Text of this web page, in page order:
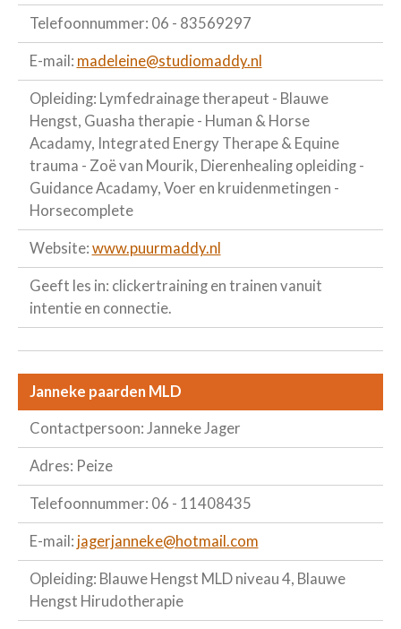
Telefoonnummer: 06 - 83569297
E-mail: madeleine@studiomaddy.nl
Opleiding: Lymfedrainage therapeut - Blauwe
Hengst, Guasha therapie - Human & Horse
Acadamy, Integrated Energy Therape & Equine
trauma - Zoë van Mourik, Dierenhealing opleiding -
Guidance Acadamy, Voer en kruidenmetingen -
Horsecomplete
Website: www.puurmaddy.nl
Geeft les in: clickertraining en trainen vanuit
intentie en connectie.
Janneke paarden MLD
Contactpersoon: Janneke Jager
Adres: Peize
Telefoonnummer: 06 - 11408435
E-mail: jagerjanneke@hotmail.com
Opleiding: Blauwe Hengst MLD niveau 4, Blauwe
Hengst Hirudotherapie